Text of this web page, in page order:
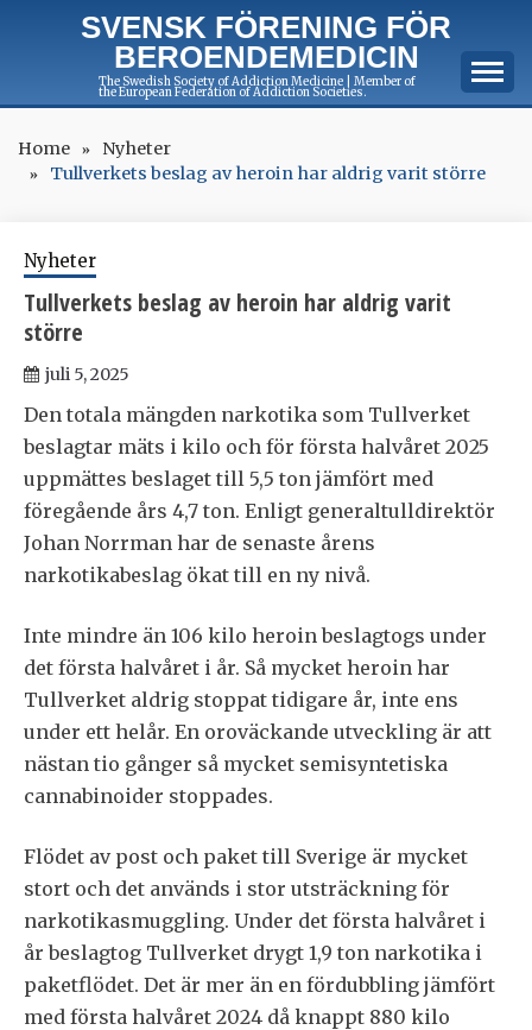
SVENSK FÖRENING FÖR
BEROENDEMEDICIN
The Swedish Society of Addiction Medicine | Member of
the European Federation of Addiction Societies.
Home
Nyheter
Tullverkets beslag av heroin har aldrig varit större
Nyheter
Tullverkets beslag av heroin har aldrig varit
större
juli 5, 2025
Den totala mängden narkotika som Tullverket
beslagtar mäts i kilo och för första halvåret 2025
uppmättes beslaget till 5,5 ton jämfört med
föregående års 4,7 ton. Enligt generaltulldirektör
Johan Norrman har de senaste årens
narkotikabeslag ökat till en ny nivå.
Inte mindre än 106 kilo heroin beslagtogs under
det första halvåret i år. Så mycket heroin har
Tullverket aldrig stoppat tidigare år, inte ens
under ett helår. En oroväckande utveckling är att
nästan tio gånger så mycket semisyntetiska
cannabinoider stoppades.
Flödet av post och paket till Sverige är mycket
stort och det används i stor utsträckning för
narkotikasmuggling. Under det första halvåret i
år beslagtog Tullverket drygt 1,9 ton narkotika i
paketflödet. Det är mer än en fördubbling jämfört
med första halvåret 2024 då knappt 880 kilo